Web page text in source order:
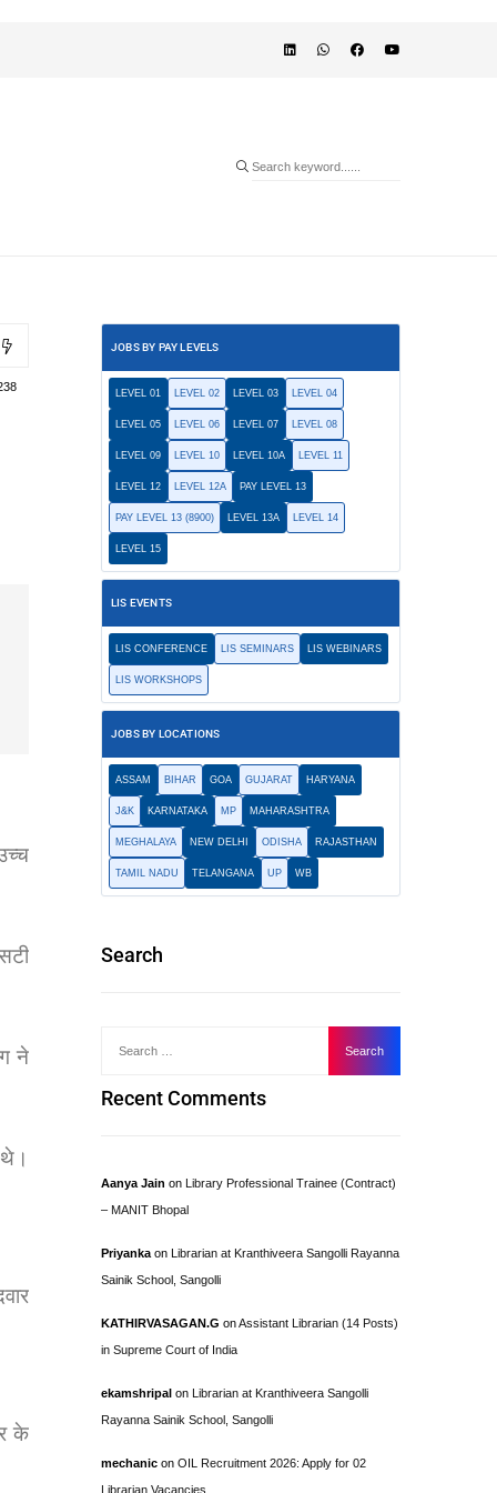
ने
के
JOBS BY PAY LEVELS
LEVEL 01 LEVEL 02 LEVEL 03 LEVEL 04
LEVEL 05 LEVEL 06 LEVEL 07 LEVEL 08
LEVEL 09 LEVEL 10 LEVEL 10A LEVEL 11
LEVEL 12 LEVEL 12A PAY LEVEL 13
PAY LEVEL 13 (8900) LEVEL 13A LEVEL 14
LEVEL 15
LIS EVENTS
LIS CONFERENCE LIS SEMINARS LIS WEBINARS
LIS WORKSHOPS
JOBS BY LOCATIONS
ASSAM BIHAR GOA GUJARAT HARYANA
J&K KARNATAKA MP MAHARASHTRA
MEGHALAYA NEW DELHI ODISHA RAJASTHAN
TAMIL NADU TELANGANA UP WB
Search
Recent Comments
Aanya Jain on Library Professional Trainee (Contract)
– MANIT Bhopal
Priyanka on Librarian at Kranthiveera Sangolli Rayanna
Sainik School, Sangolli
KATHIRVASAGAN.G onAssistant Librarian (14 Posts)
in Supreme Court of India
ekamshripal on Librarian at Kranthiveera Sangolli
Rayanna Sainik School, Sangolli
mechanic on OIL Recruitment 2026: Apply for 02
Librarian Vacancies